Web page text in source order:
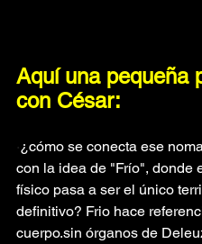
Aquí una pequeña
con César:
·¿cómo se conecta ese
con la idea de "Frío", donde
físico pasa a ser el único
definitivo? Frio hace
cuerpo.sin órganos de